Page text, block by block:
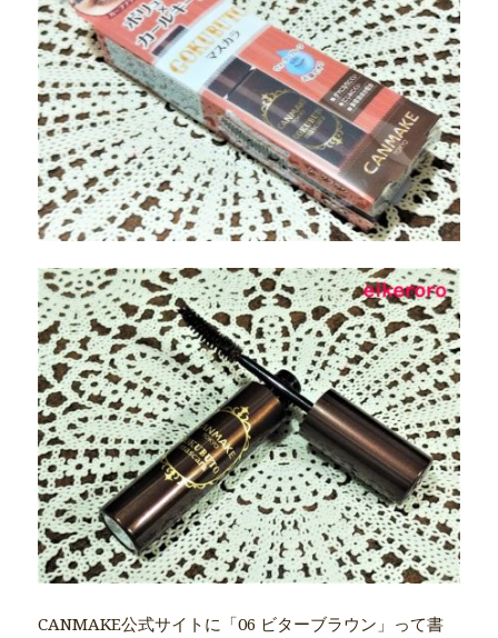
CANMAKE公式サイトに「06 ビターブラウン」って書